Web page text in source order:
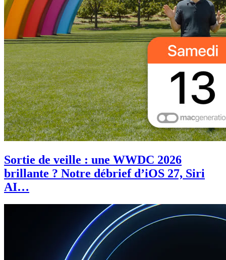
Sortie de veille : une WWDC 2026
brillante ? Notre débrief d’iOS 27, Siri
AI…